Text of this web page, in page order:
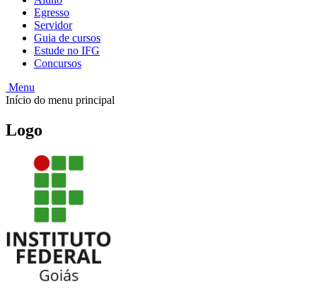
Egresso
Servidor
Guia de cursos
Estude no IFG
Concursos
Menu
Início do menu principal
Logo